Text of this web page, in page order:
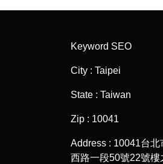
Keyword SEO
City : Taipei
State : Taiwan
Zip : 10041
Address : 10041台北
西路一段50號22號樓